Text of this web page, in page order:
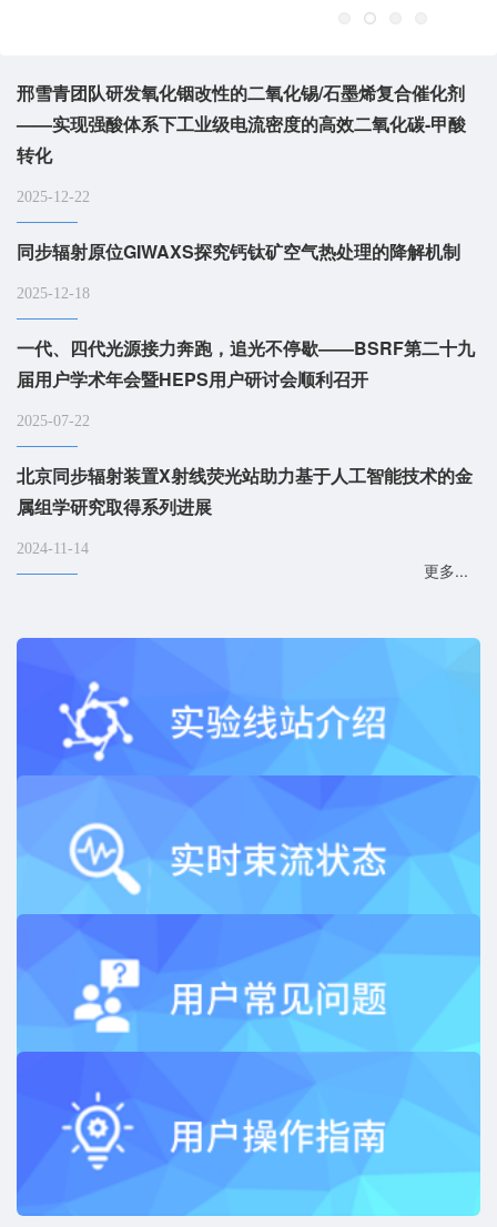
邢雪青团队研发氧化铟改性的二氧化锡/石墨烯复合催化剂
——实现强酸体系下工业级电流密度的高效二氧化碳-甲酸
转化
2025-12-22
同步辐射原位GIWAXS探究钙钛矿空气热处理的降解机制
2025-12-18
一代、四代光源接力奔跑，追光不停歇——BSRF第二十九
届用户学术年会暨HEPS用户研讨会顺利召开
2025-07-22
北京同步辐射装置X射线荧光站助力基于人工智能技术的金
属组学研究取得系列进展
2024-11-14
更多...